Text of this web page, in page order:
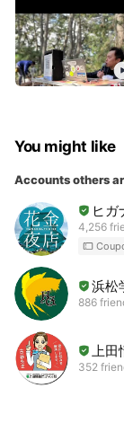
You might like
Accounts others
ヒ
4,256
浜松
886
上田
352